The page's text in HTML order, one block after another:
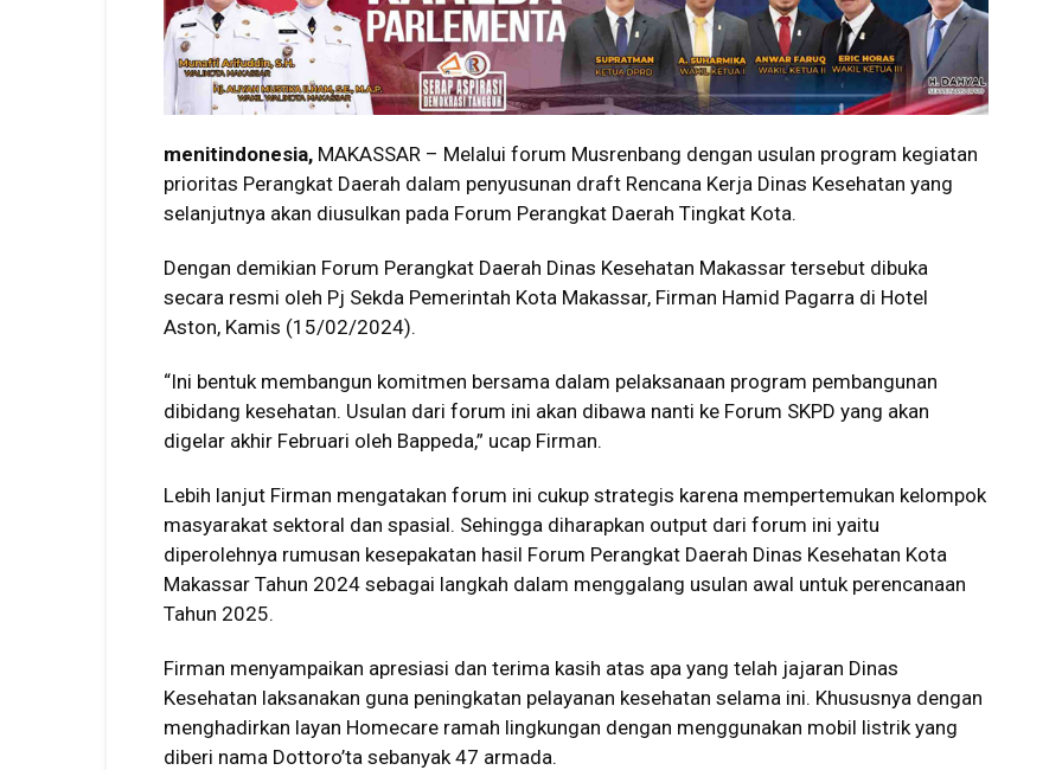
menitindonesia, MAKASSAR – Melalui forum Musrenbang dengan usulan program kegiatan
prioritas Perangkat Daerah dalam penyusunan draft Rencana Kerja Dinas Kesehatan yang
selanjutnya akan diusulkan pada Forum Perangkat Daerah Tingkat Kota.
Dengan demikian Forum Perangkat Daerah Dinas Kesehatan Makassar tersebut dibuka
secara resmi oleh Pj Sekda Pemerintah Kota Makassar, Firman Hamid Pagarra di Hotel
Aston, Kamis (15/02/2024).
“Ini bentuk membangun komitmen bersama dalam pelaksanaan program pembangunan
dibidang kesehatan. Usulan dari forum ini akan dibawa nanti ke Forum SKPD yang akan
digelar akhir Februari oleh Bappeda,” ucap Firman.
Lebih lanjut Firman mengatakan forum ini cukup strategis karena mempertemukan kelompok
masyarakat sektoral dan spasial. Sehingga diharapkan output dari forum ini yaitu
diperolehnya rumusan kesepakatan hasil Forum Perangkat Daerah Dinas Kesehatan Kota
Makassar Tahun 2024 sebagai langkah dalam menggalang usulan awal untuk perencanaan
Tahun 2025.
Firman menyampaikan apresiasi dan terima kasih atas apa yang telah jajaran Dinas
Kesehatan laksanakan guna peningkatan pelayanan kesehatan selama ini. Khususnya dengan
menghadirkan layan Homecare ramah lingkungan dengan menggunakan mobil listrik yang
diberi nama Dottoro’ta sebanyak 47 armada.